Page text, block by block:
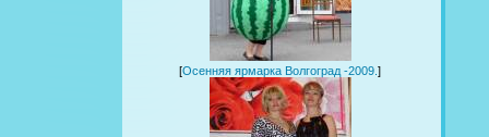
[Осенняя ярмарка Волгоград -2009. ]